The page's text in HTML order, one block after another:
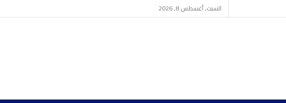
السبت, أغسطس 8, 2026